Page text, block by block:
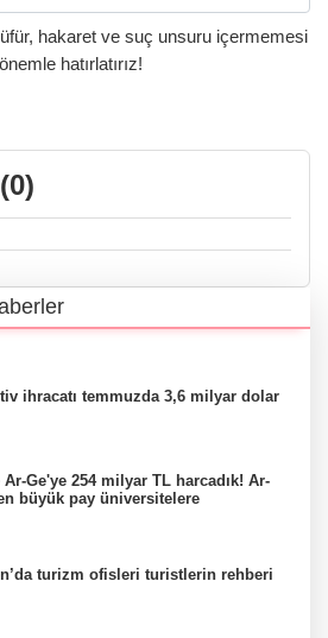
hakaret ve suç unsuru içermemesi
hatırlatırız!
0)
ihracatı temmuzda 3,6 milyar dolar
Ar-Ge'ye 254 milyar TL harcadık! Ar-
büyük pay üniversitelere
turizm ofisleri turistlerin rehberi